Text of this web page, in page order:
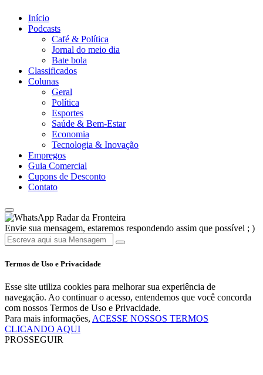
Início
Podcasts
Café & Política
Jornal do meio dia
Bate bola
Classificados
Colunas
Geral
Política
Esportes
Saúde & Bem-Estar
Economia
Tecnologia & Inovação
Empregos
Guia Comercial
Cupons de Desconto
Contato
Radar da Fronteira
Envie sua mensagem, estaremos respondendo assim que possível ; )
Termos de Uso e Privacidade
Esse site utiliza cookies para melhorar sua experiência de
navegação. Ao continuar o acesso, entendemos que você concorda
com nossos Termos de Uso e Privacidade.
Para mais informações, ACESSE NOSSOS TERMOS
CLICANDO AQUI
PROSSEGUIR